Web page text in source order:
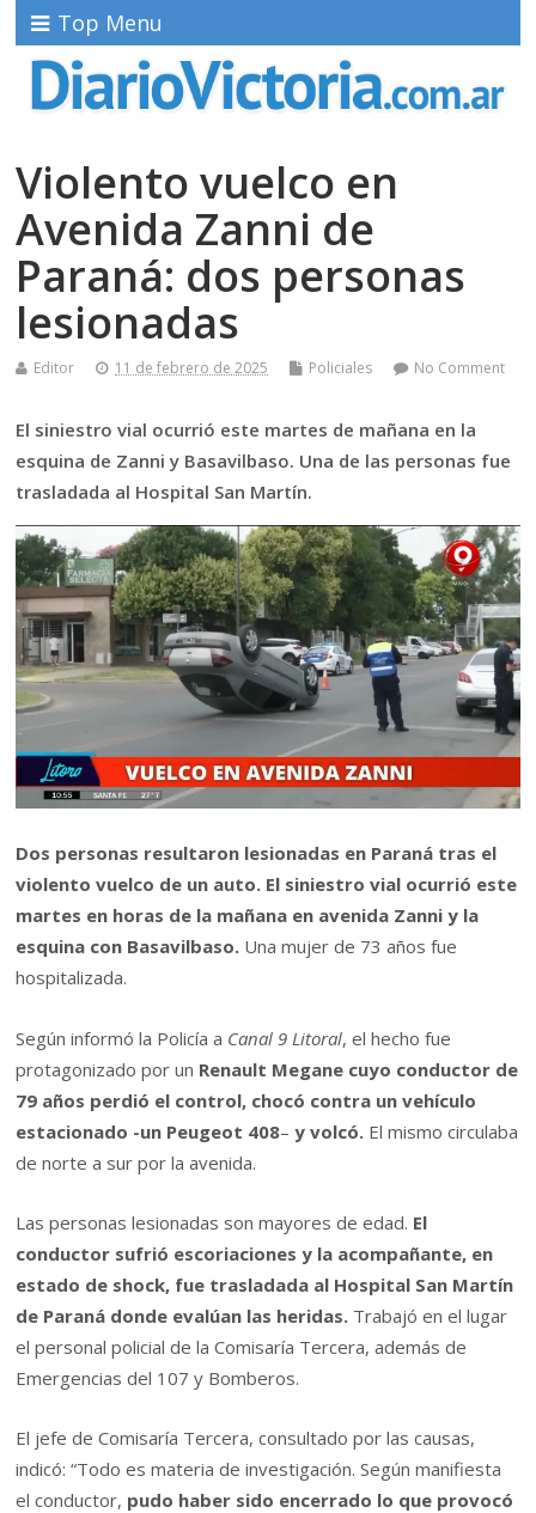
Top Menu
Violento vuelco en
Avenida Zanni de
Paraná: dos personas
lesionadas
Editor 11 de febrero de 2025 Policiales No Comment
El siniestro vial ocurrió este martes de mañana en la
esquina de Zanni y Basavilbaso. Una de las personas fue
trasladada al Hospital San Martín.
Dos personas resultaron lesionadas en Paraná tras el
violento vuelco de un auto. El siniestro vial ocurrió este
martes en horas de la mañana en avenida Zanni y la
esquina con Basavilbaso. Una mujer de 73 años fue
hospitalizada.
Según informó la Policía a Canal 9 Litoral, el hecho fue
protagonizado por un Renault Megane cuyo conductor de
79 años perdió el control, chocó contra un vehículo
estacionado -un Peugeot 408– y volcó. El mismo circulaba
de norte a sur por la avenida.
Las personas lesionadas son mayores de edad. El
conductor sufrió escoriaciones y la acompañante, en
estado de shock, fue trasladada al Hospital San Martín
de Paraná donde evalúan las heridas. Trabajó en el lugar
el personal policial de la Comisaría Tercera, además de
Emergencias del 107 y Bomberos.
El jefe de Comisaría Tercera, consultado por las causas,
indicó: “Todo es materia de investigación. Según manifiesta
el conductor, pudo haber sido encerrado lo que provocó